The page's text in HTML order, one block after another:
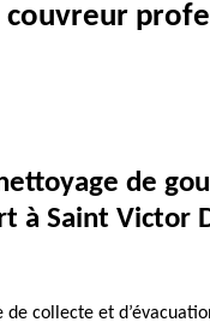
de
à Saint Victor
collecte et